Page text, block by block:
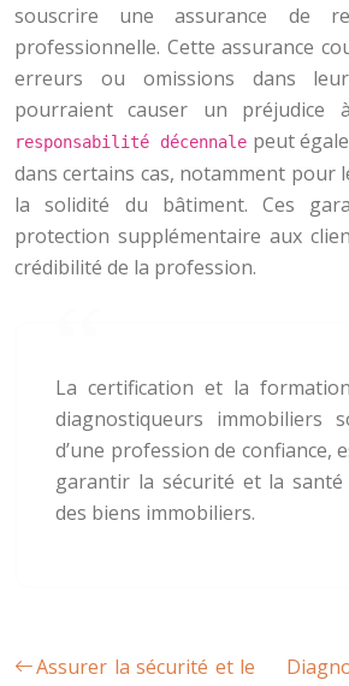
souscrire une assurance de
professionnelle. Cette assurance
erreurs ou omissions dans
pourraient causer un préjudice
responsabilité décennalepeut
dans certains cas, notamment pour
la solidité du bâtiment. Ces
protection supplémentaire aux
crédibilité de la profession.
La certification et la
diagnostiqueurs immobiliers
d’une profession de confiance,
garantir la sécurité et la santé
des biens immobiliers.
Assurer la sécurité et le